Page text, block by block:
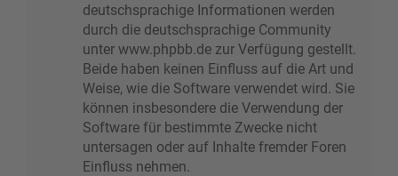
deutschsprachige Informationen werden
durch die deutschsprachige Community
unter www.phpbb.de zur Verfügung gestellt.
Beide haben keinen Einfluss auf die Art und
Weise, wie die Software verwendet wird. Sie
können insbesondere die Verwendung der
Software für bestimmte Zwecke nicht
untersagen oder auf Inhalte fremder Foren
Einfluss nehmen.